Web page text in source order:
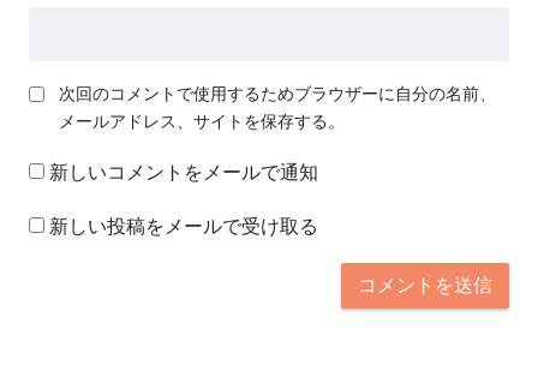
次回のコメントで使用するためブラウザーに自分の名前、
メールアドレス、サイトを保存する。
新しいコメントをメールで通知
新しい投稿をメールで受け取る